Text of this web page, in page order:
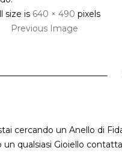
size is 640 × 490 pixels
Previous Image
cercando un Anello di
un qualsiasi Gioiello